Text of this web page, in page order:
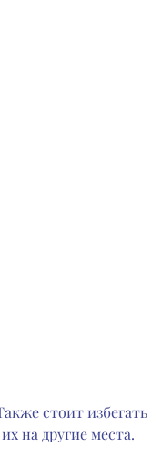
на другие места.